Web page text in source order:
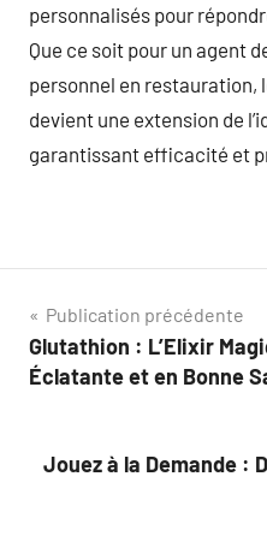
personnalisés pour
Que ce soit pour un agent
personnel en restauration,
devient une extension de
garantissant efficacité et
Navigation
de
Publication précédente
Glutathion : L’Elixir
Éclatante et en Bonne
Jouez à la Demande :